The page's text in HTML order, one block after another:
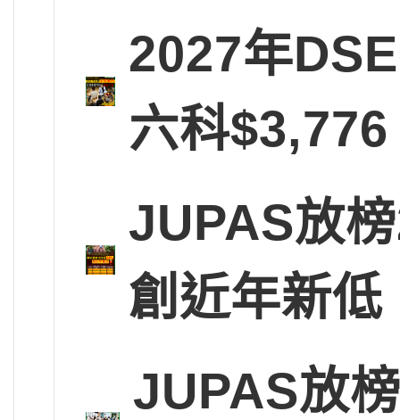
2027年
六科
JUPAS放
創近年新
JUPAS放